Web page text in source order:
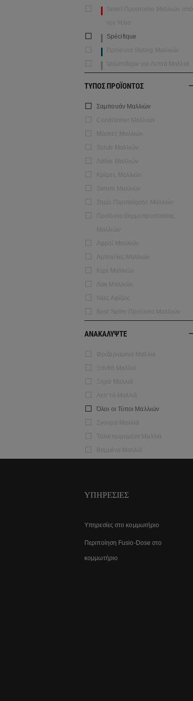
Soleil Προστασία Μαλλιών από
τον Ήλιο
Spécifique
Προϊόντα Styling Μαλλιών
Volumifique για Λεπτά Μαλλιά
ΤΥΠΟΣ ΠΡΟΪΟΝΤΟΣ
Σαμπουάν Μαλλιών
Conditioner Μαλλιών
Μάσκες Μαλλιών
Scrub Μαλλιών
Λάδια Μαλλιών
Κρέμες Μαλλιών
Serum Μαλλιών
Σπρέι Περιποίησης Μαλλιών
Προϊόντα Θερμοπροστασίας
Μαλλιών
Αφροί Μαλλιών
Αμπούλες Μαλλιών
Κερί Μαλλιών
Λακ Μαλλιών
Νέες Αφίξεις
Best Seller Προϊόντα Μαλλιών
ΑΝΑΚΑΛΥΨΤΕ
Φριζαρισμένα Μαλλιά
Ξανθά Μαλλιά
Ξηρά Μαλλιά
Λεπ΄τά Μαλλιά
Όλοι οι Τύποι Μαλλιών
Σγουρά Μαλλιά
Ταλαιπωρημένα Μαλλιά
Βαμμένα Μαλλιά
ΥΠΗΡΕΣΊΕΣ
Υπηρεσίες στο κομμωτήριο
Περιποίηση Fusio-Dose στο
κομμωτήριο